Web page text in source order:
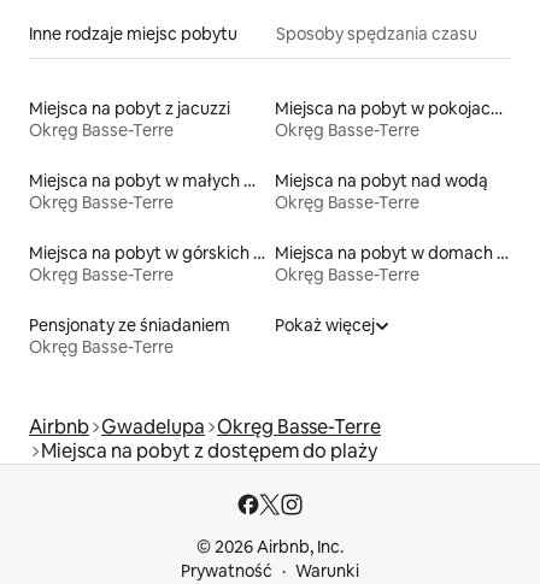
Inne rodzaje miejsc pobytu Sposoby spędzania czasu
Miejsca na pobyt z jacuzzi
Okręg Basse-Terre
Miejsca na pobyt w pokojach prywatnych z łazienką
Okręg Basse-Terre
Miejsca na pobyt w małych domkach
Okręg Basse-Terre
Miejsca na pobyt nad wodą
Okręg Basse-Terre
Miejsca na pobyt w górskich chatach
Okręg Basse-Terre
Miejsca na pobyt w domach wakacyjnych
Okręg Basse-Terre
Pensjonaty ze śniadaniem
Okręg Basse-Terre
Pokaż więcej
Airbnb Gwadelupa Okręg Basse-Terre
Miejsca na pobyt z dostępem do plaży
© 2026 Airbnb, Inc.
Prywatność
Warunki